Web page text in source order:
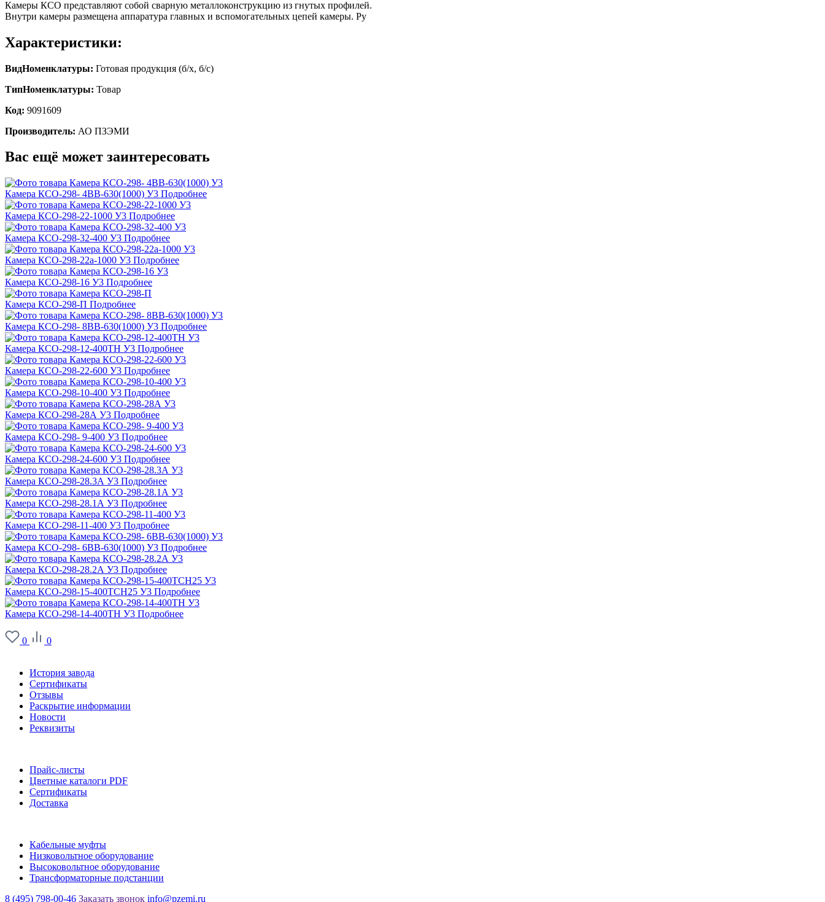
Камеры КСО представляют собой сварную металлоконструкцию из гнутых профилей.
Внутри камеры размещена аппаратура главных и вспомогательных цепей камеры. Ру
Характеристики:
ВидНоменклатуры: Готовая продукция (б/х, б/с)
ТипНоменклатуры: Товар
Код: 9091609
Производитель: АО ПЗЭМИ
Вас ещё может заинтересовать
Камера КСО-298- 4ВВ-630(1000) У3 Подробнее
Камера КСО-298-22-1000 У3 Подробнее
Камера КСО-298-32-400 У3 Подробнее
Камера КСО-298-22а-1000 У3 Подробнее
Камера КСО-298-16 У3 Подробнее
Камера КСО-298-П Подробнее
Камера КСО-298- 8ВВ-630(1000) У3 Подробнее
Камера КСО-298-12-400ТН У3 Подробнее
Камера КСО-298-22-600 У3 Подробнее
Камера КСО-298-10-400 У3 Подробнее
Камера КСО-298-28А У3 Подробнее
Камера КСО-298- 9-400 У3 Подробнее
Камера КСО-298-24-600 У3 Подробнее
Камера КСО-298-28.3А У3 Подробнее
Камера КСО-298-28.1А У3 Подробнее
Камера КСО-298-11-400 У3 Подробнее
Камера КСО-298- 6ВВ-630(1000) У3 Подробнее
Камера КСО-298-28.2А У3 Подробнее
Камера КСО-298-15-400ТСН25 У3 Подробнее
Камера КСО-298-14-400ТН У3 Подробнее
0
0
История завода
Сертификаты
Отзывы
Раскрытие информации
Новости
Реквизиты
Прайс-листы
Цветные каталоги PDF
Сертификаты
Доставка
Кабельные муфты
Низковольтное оборудование
Высоковольтное оборудование
Трансформаторные подстанции
8 (495) 798-00-46 Заказать звонок info@pzemi.ru